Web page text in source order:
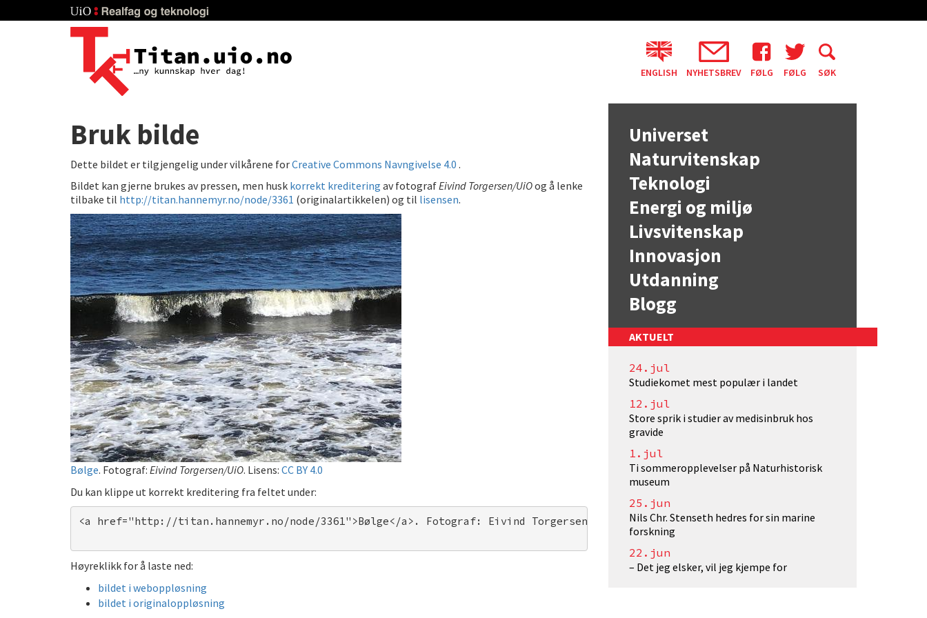
to
ENGLISH NYHETSBREV FØLG FØLG SØK
Bruk bilde
Dette bildet er tilgjengelig under vilkårene forCreative Commons Navngivelse 4.0 .
Bildet kan gjerne brukes av pressen, men husk korrekt kreditering av fotografEivind Torgersen/UiOog å lenke
tilbake til http://titan.hannemyr.no/node/3361 (originalartikkelen) og til lisensen.
Bølge. Fotograf: Eivind Torgersen/UiO. Lisens: CC BY 4.0
Du kan klippe ut korrekt kreditering fra feltet under:
<a href="http://titan.hannemyr.no/node/3361">Bølge</a>. Fotograf: Eivind Torgersen/UiO. Lisens: <a href="http://creativecommons.org/
Høyreklikk for å laste ned:
bildet i weboppløsning
bildet i originaloppløsning
Universet
Naturvitenskap
Teknologi
Energi og miljø
Livsvitenskap
Innovasjon
Utdanning
Blogg
AKTUELT
24.jul
Studiekomet mest populær i landet
12.jul
Store sprik i studier av medisinbruk hos
gravide
1.jul
Ti sommeropplevelser på Naturhistorisk
museum
25.jun
Nils Chr. Stenseth hedres for sin marine
forskning
22.jun
– Det jeg elsker, vil jeg kjempe for